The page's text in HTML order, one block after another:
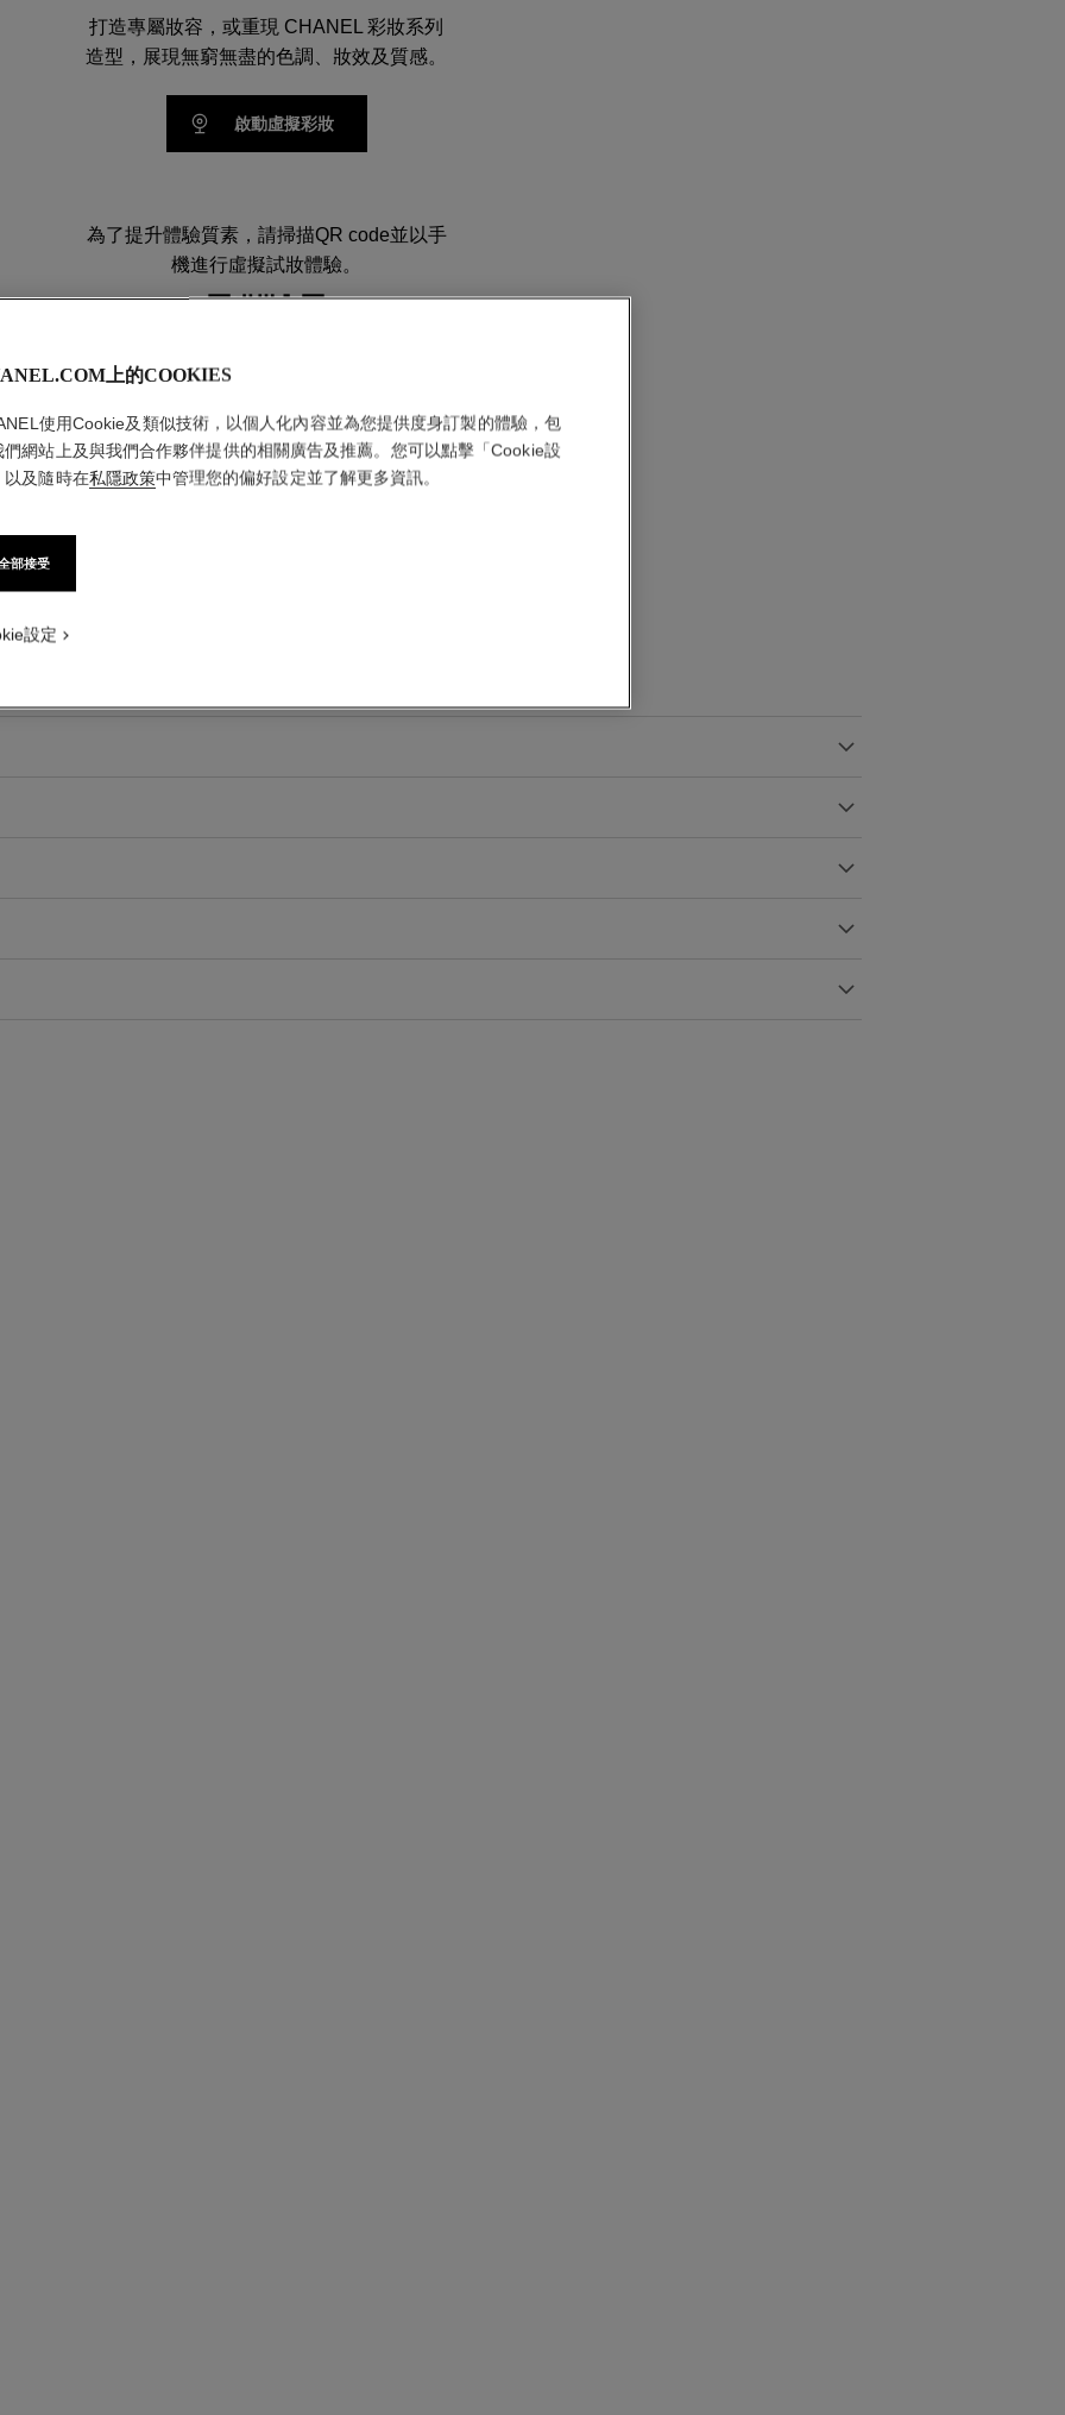
打造專屬妝容，或重現 CHANEL 彩妝系列
造型，展現無窮無盡的色調、妝效及質感。
啟動虛擬彩妝
為了提升體驗質素，請掃描QR code並以手
機進行虛擬試妝體驗。
上的COOKIES
使用Cookie及類似技術，以個人化內容並為您提供度身訂製的體驗，包
們網站上及與我們合作夥伴提供的相關廣告及推薦。您可以點擊「Cookie設
以及隨時在私隱政策中管理您的偏好設定並了解更多資訊。
部接受
設定